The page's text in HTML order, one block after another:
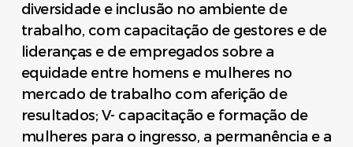
diversidade e inclusão no ambiente de
trabalho, com capacitação de gestores e de
lideranças e de empregados sobre a
equidade entre homens e mulheres no
mercado de trabalho com aferição de
resultados; V- capacitação e formação de
mulheres para o ingresso, a permanência e a